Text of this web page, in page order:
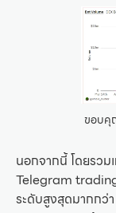
ขอบคุ
นอกจากนี้ โดยรว
Telegram
ระดับสูงสุดมากกว่